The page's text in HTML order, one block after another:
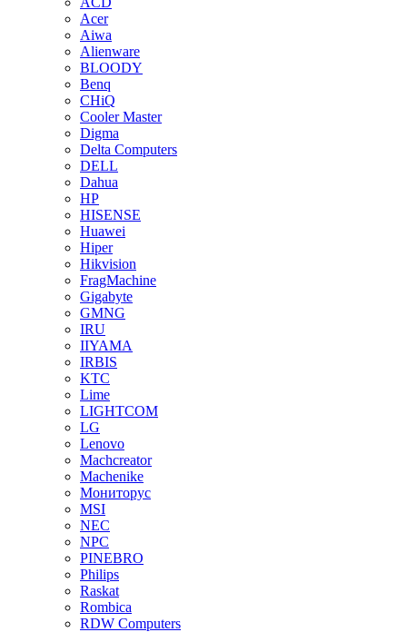
Acer
Aiwa
Alienware
BLOODY
Benq
CHiQ
Cooler Master
Digma
Delta Computers
DELL
Dahua
HP
HISENSE
Huawei
Hiper
Hikvision
FragMachine
Gigabyte
GMNG
IRU
IIYAMA
IRBIS
KTC
Lime
LIGHTCOM
LG
Lenovo
Machcreator
Machenike
Мониторус
MSI
NEC
NPC
PINEBRO
Philips
Raskat
Rombica
RDW Computers